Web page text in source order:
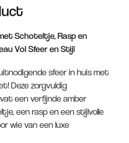
Schoteltje, Rasp en
Vol Sfeer en Stijl
sfeer in huis met
Deze zorgvuldig
een verfijnde amber
een rasp en een stijlvolle
wie van een luxe